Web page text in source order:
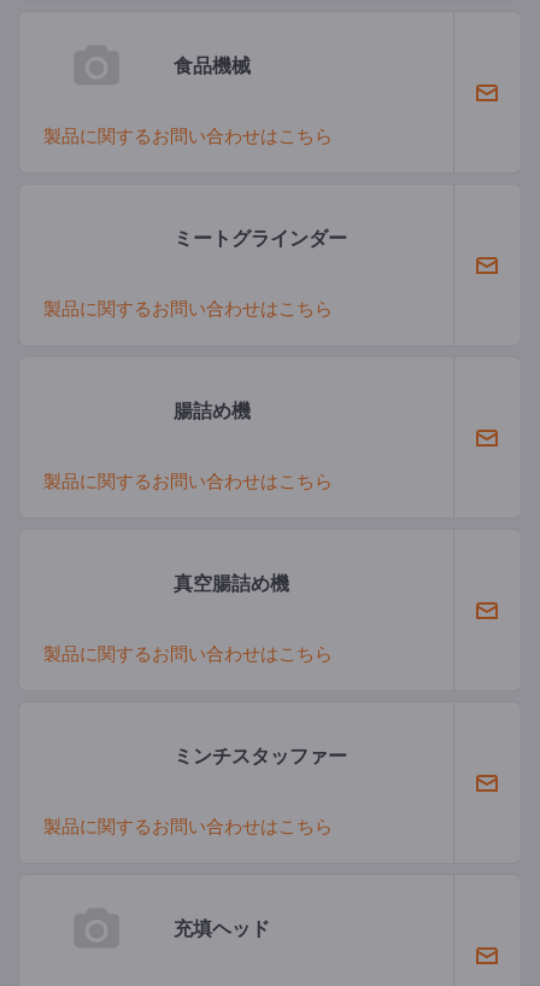
食品機械
製品に関するお問い合わせはこちら
ミートグラインダー
製品に関するお問い合わせはこちら
腸詰め機
製品に関するお問い合わせはこちら
真空腸詰め機
製品に関するお問い合わせはこちら
ミンチスタッファー
製品に関するお問い合わせはこちら
充填ヘッド